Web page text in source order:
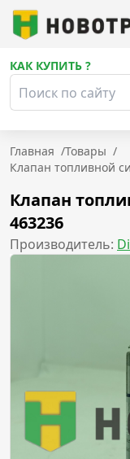
КАК КУПИТЬ ?
Главная /Товары /
Клапан топливной
Клапан
463236
Производитель: